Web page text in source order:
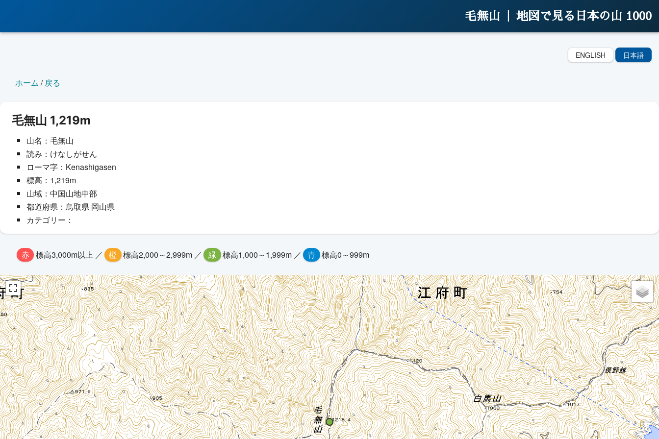
毛無山 | 地図で見る日本の山 1000
ENGLISH 日本語
ホーム /戻る
毛無山 1,219m
山名：毛無山
読み：けなしがせん
ローマ字：Kenashigasen
標高：1,219m
山域：中国山地中部
都道府県：鳥取県 岡山県
カテゴリー：
赤 標高3,000m以上 ／ 橙 標高2,000～2,999m ／ 緑 標高1,000～1,999m ／ 青 標高0～999m